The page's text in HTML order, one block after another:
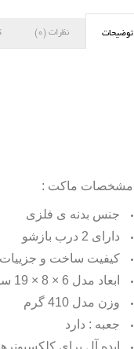
توضیحات نظرات (0)
مشخصات ماکت :
جنس بدنه ی فلزی
دارای 2 درب بازشو
کیفیت ساخت و جزییات
ابعاد مدل 6 × 8 × 19 سانتی متر
وزن مدل 410 گرم
جعبه : دارد
ایده آل برای